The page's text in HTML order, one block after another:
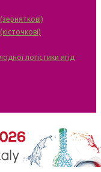
логістики ягід